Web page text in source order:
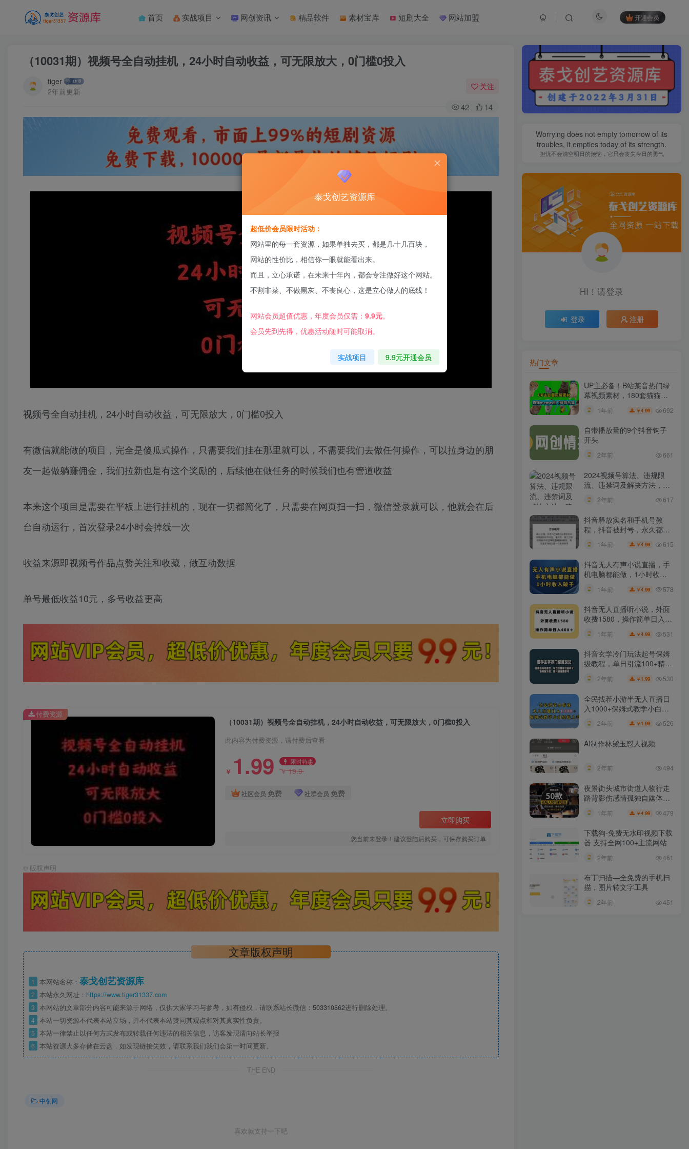
首页 实战项目 网创资讯 精品软件 素材宝库 短剧大全 网站加盟 开通会员
（10031期）视频号全自动挂机，24小时自动收益，可无限放大，0门槛0投入
tiger
2年前更新
关注
42 14
视频号全自动挂机，24小时自动收益，可无限放大，0门槛0投入
有微信就能做的项目，完全是傻瓜式操作，只需要我们挂在那里就可以，不需要我们去做任何操作，可以拉身边的朋
友一起做躺赚佣金，我们拉新也是有这个奖励的，后续他在做任务的时候我们也有管道收益
本来这个项目是需要在平板上进行挂机的，现在一切都简化了，只需要在网页扫一扫，微信登录就可以，他就会在后
台自动运行，首次登录24小时会掉线一次
收益来源即视频号作品点赞关注和收藏，做互动数据
单号最低收益10元，多号收益更高
（10031期）视频号全自动挂机，24小时自动收益，可无限放大，0门槛0投入
此内容为付费资源，请付费后查看
￥ 1.99 限时特惠
￥19.9
社区会员 免费 社群会员 免费
立即购买
您当前未登录！建议登陆后购买，可保存购买订单
付费资源
© 版权声明
文章版权声明
1 本网站名称： 泰戈创艺资源库
2 本站永久网址： https://www.tiger31337.com
3 本网站的文章部分内容可能来源于网络，仅供大家学习与参考，如有侵权，请联系站长微信： 503310862进行删除处理。
4 本站一切资源不代表本站立场，并不代表本站赞同其观点和对其真实性负责。
5 本站一律禁止以任何方式发布或转载任何违法的相关信息，访客发现请向站长举报
6 本站资源大多存储在云盘，如发现链接失效，请联系我们我们会第一时间更新。
THE END
中创网
喜欢就支持一下吧
Worrying does not empty tomorrow of its
troubles, it empties today of its strength.
担忧不会清空明日的烦恼，它只会丧失今日的勇气
HI！请登录
登录 注册
热门文章
UP主必备！B站某音热门绿
幕视频素材，180套猫猫
meme动态绿幕合集包，含
背景图BGM，含使用教程
1年前 ￥4.99 692
自带播放量的9个抖音钩子
开头
2年前 661
2024视频号算法、违规限
流、违禁词及解决方法，建
2年前 617
抖音释放实名和手机号教
程，抖音被封号，永久都可
1年前 ￥4.99 615
抖音无人有声小说直播，手
机电脑都能做，1小时收入
1年前 ￥4.99 578
抖音无人直播听小说，外面
收费1580，操作简单日入
400+【揭秘】
1年前 ￥4.99 531
抖音玄学冷门玩法起号保姆
级教程，单日引流100+精准
玄学粉
2年前 ￥ 1.99 530
全民找茬小游半无人直播日
入1000+保姆式教学小白轻
2年前 ￥ 1.99 526
AI制作林黛玉怼人视频
2年前 494
夜景街头城市街道人物行走
路背影伤感情孤独自媒体抖
1年前 ￥4.99 479
下载狗-免费无水印视频下载
器 支持全网100+主流网站​
2年前 461
布丁扫描—全免费的手机扫
描，图片转文字工具
2年前 451
泰戈创艺资源库
超低价会员限时活动：
网站里的每一套资源，如果单独去买，都是几十几百块，
网站的性价比，相信你一眼就能看出来。
而且，立心承诺，在未来十年内，都会专注做好这个网站。
不割非菜、不做黑灰、不丧良心，这是立心做人的底线！
网站会员超值优惠，年度会员仅需： 9.9元。
会员先到先得，优惠活动随时可能取消。
实战项目 9.9元开通会员